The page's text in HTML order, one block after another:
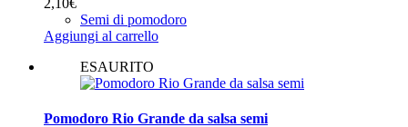
Semi di pomodoro
Aggiungi al carrello
ESAURITO
Pomodoro Rio Grande da salsa semi